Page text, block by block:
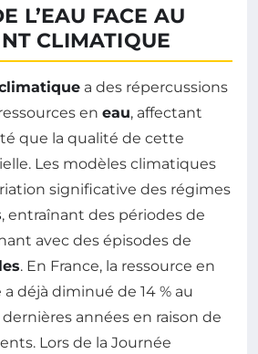
L’EAU FACE AU
CLIMATIQUE
a des répercussions
en eau, affectant
que la qualité de cette
Les modèles climatiques
significative des régimes
, entraînant des périodes de
avec des épisodes de
. En France, la ressource en
déjà diminué de 14 % au
années en raison de
Lors de la Journée